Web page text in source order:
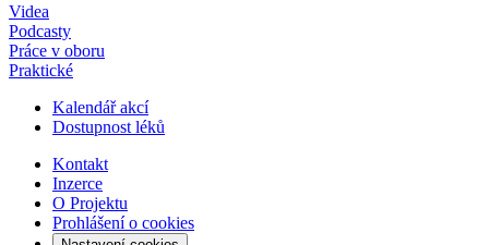
Videa
Podcasty
Práce v oboru
Praktické
Kalendář akcí
Dostupnost léků
Kontakt
Inzerce
O Projektu
Prohlášení o cookies